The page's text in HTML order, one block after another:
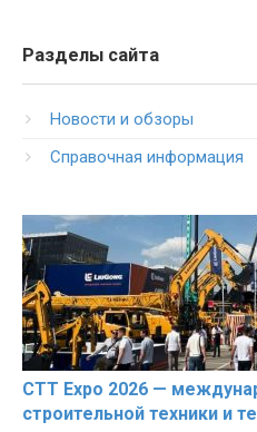
Разделы сайта
Новости и обзоры
Справочная информация
CTT Expo 2026 —
строительной техники и